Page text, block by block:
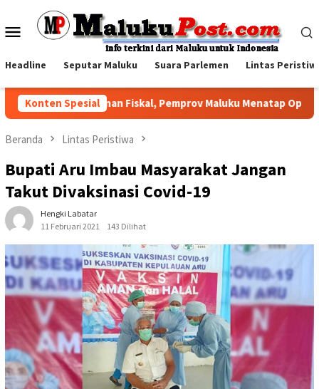
konten
Menu
Headline Seputar Maluku Suara Parlemen Lintas
Konten Spesial
Di Tengah Tekanan Fiskal, Pemprov Maluku Menatap Optimistis
Beranda Lintas Peristiwa
Bupati Aru Imbau Masyarakat Jangan
Takut Divaksinasi Covid-19
Hengki Labatar
11 Februari 2021
143 Dilihat